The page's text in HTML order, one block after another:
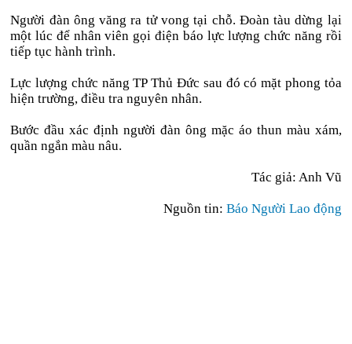
Người đàn ông văng ra tử vong tại chỗ. Đoàn tàu dừng lại
một lúc để nhân viên gọi điện báo lực lượng chức năng rồi
tiếp tục hành trình.
Lực lượng chức năng TP Thủ Đức sau đó có mặt phong tỏa
hiện trường, điều tra nguyên nhân.
Bước đầu xác định người đàn ông mặc áo thun màu xám,
quần ngắn màu nâu.
Tác giả: Anh Vũ
Nguồn tin: Báo Người Lao động